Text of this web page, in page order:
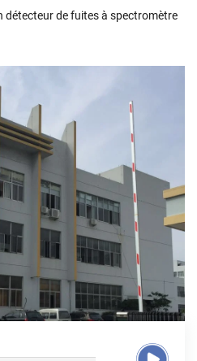
de fuites à spectromètre